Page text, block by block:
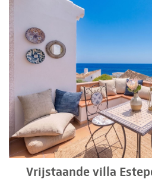
Vrijstaande villa